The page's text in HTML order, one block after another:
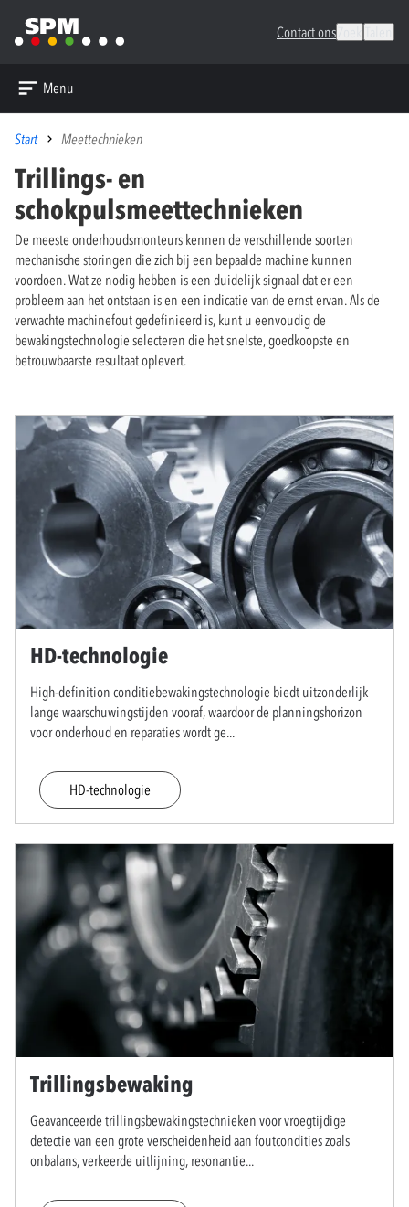
Contact ons
Menu
Start Meettechnieken
Trillings- en
schokpulsmeettechnieken
De meeste onderhoudsmonteurs kennen de verschillende soorten
mechanische storingen die zich bij een bepaalde machine kunnen
voordoen. Wat ze nodig hebben is een duidelijk signaal dat er een
probleem aan het ontstaan is en een indicatie van de ernst ervan. Als de
verwachte machinefout gedefinieerd is, kunt u eenvoudig de
bewakingstechnologie selecteren die het snelste, goedkoopste en
betrouwbaarste resultaat oplevert.
HD-technologie
High-definition conditiebewakingstechnologie biedt uitzonderlijk
lange waarschuwingstijden vooraf, waardoor de planningshorizon
voor onderhoud en reparaties wordt ge...
HD-technologie
Trillingsbewaking
Geavanceerde trillingsbewakingstechnieken voor vroegtijdige
detectie van een grote verscheidenheid aan foutcondities zoals
onbalans, verkeerde uitlijning, resonantie...